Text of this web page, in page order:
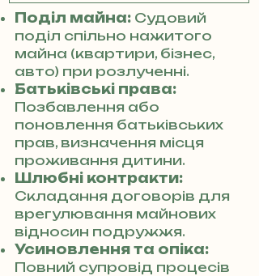
Поділ майна: Судовий
поділ спільно нажитого
майна (квартири, бізнес,
авто) при розлученні.
Батьківські права:
Позбавлення або
поновлення батьківських
прав, визначення місця
проживання дитини.
Шлюбні контракти:
Складання договорів для
врегулювання майнових
відносин подружжя.
Усиновлення та опіка:
Повний супровід процесів